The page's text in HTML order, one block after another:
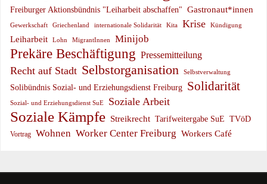
Freiburger Aktionsbündnis "Leiharbeit abschaffen" Gastronaut*innen
Gewerkschaft Griechenland internationale Solidarität Kita Krise Kündigung
Leiharbeit Lohn MigrantInnen Minijob
Prekäre Beschäftigung Pressemitteilung
Recht auf Stadt Selbstorganisation Selbstverwaltung
Solibündnis Sozial- und Erziehungsdienst Freiburg Solidarität
Sozial- und Erziehungsdienst SuE Soziale Arbeit
Soziale Kämpfe Streikrecht Tarifweitergabe SuE TVöD
Vortrag Wohnen Worker Center Freiburg Workers Café